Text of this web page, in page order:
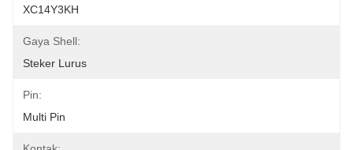
XC14Y3KH
Gaya Shell:
Steker Lurus
Pin:
Multi Pin